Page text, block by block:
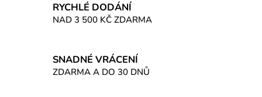
RYCHLÉ DODÁNÍ
NAD 3 500 KČ ZDARMA
SNADNÉ VRÁCENÍ
ZDARMA A DO 30 DNŮ